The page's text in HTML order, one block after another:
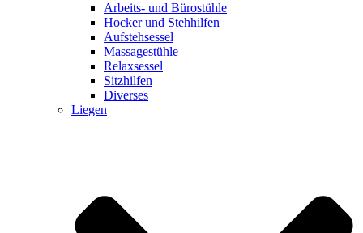
Arbeits- und Bürostühle
Hocker und Stehhilfen
Aufstehsessel
Massagestühle
Relaxsessel
Sitzhilfen
Diverses
Liegen